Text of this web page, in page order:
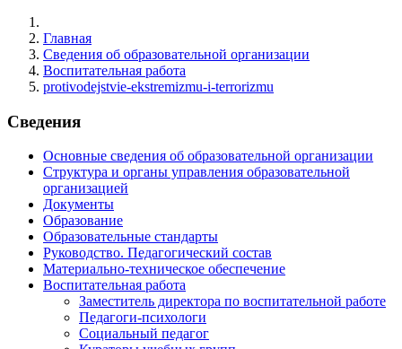
Главная
Сведения об образовательной организации
Воспитательная работа
protivodejstvie-ekstremizmu-i-terrorizmu
Сведения
Основные сведения об образовательной организации
Структура и органы управления образовательной
организацией
Документы
Образование
Образовательные стандарты
Руководство. Педагогический состав
Материально-техническое обеспечение
Воспитательная работа
Заместитель директора по воспитательной работе
Педагоги-психологи
Социальный педагог